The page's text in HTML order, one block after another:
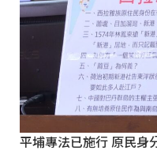
平埔專法已施行 原民身